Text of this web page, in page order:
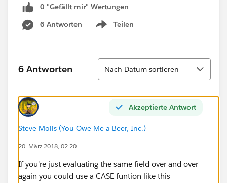
(MID(MACYS_JobTitle__c,1,6) = 'EO0136'),
(MID(MACYS_JobTitle__c,1,6) = 'ES0022'),
0 "Gefällt mir"-Wertungen
6 Antworten
Teilen
Show menu
6 Antworten
Sortieren
Nach Datum sortieren
Akzeptierte Antwort
Steve Molis (You Owe Me a Beer, Inc.)
20. März 2018, 02:20
If you're just evaluating the same field over and over
again you could use a CASE funtion like this